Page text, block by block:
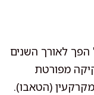
הפך לאורך השנים
מפורטת
(הטאבו).